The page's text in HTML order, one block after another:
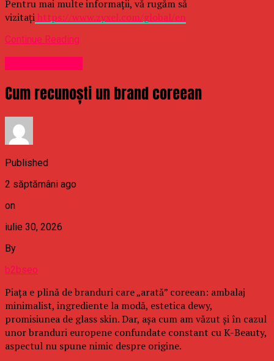
Pentru mai multe informații, vă rugăm să
vizitațihttps://www.zyxel.com/global/en
Continue Reading
Cum recunoști un brand coreean
Published
2 săptămâni ago
on
iulie 30, 2026
By
b2bseo
Piața e plină de branduri care „arată” coreean: ambalaj
minimalist, ingrediente la modă, estetica dewy,
promisiunea de glass skin. Dar, așa cum am văzut și în cazul
unor branduri europene confundate constant cu K-Beauty,
aspectul nu spune nimic despre origine.